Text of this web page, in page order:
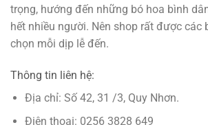
trọng, hướng đến những bó hoa bình
hết nhiều người. Nên shop rất được các
chọn mỗi dịp lễ đến.
Thông tin liên hệ:
Địa chỉ: Số 42, 31 /3, Quy Nhơn.
Điện thoại: 0256 3828 649